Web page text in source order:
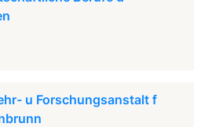
u Forschungsanstalt f